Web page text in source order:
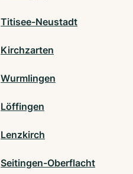
Titisee-Neustadt
Kirchzarten
Wurmlingen
Löffingen
Lenzkirch
Seitingen-Oberflacht